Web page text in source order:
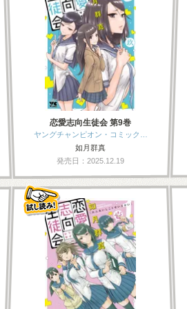
恋愛志向生徒会 第9巻
ヤングチャンピオン・コミック…
如月群真
発売日：2025.12.19